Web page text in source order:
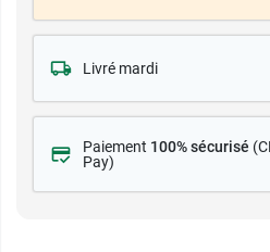
Livré mardi
Paiement 100% sécurisé
Pay)